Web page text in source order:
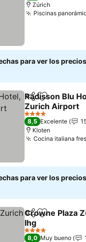
Zúrich
Piscinas
para ver los precios
Compartir
Añadir a
Radisson Blu
Zurich Airport
Ver precios
4 Estrellas
8,5 Excelente
Kloten
Cocina italiana
para ver los precios
Compartir
Añadir a
Crowne Plaza
Ihg
Ver precios
4 Estrellas
8,0 Muy bueno